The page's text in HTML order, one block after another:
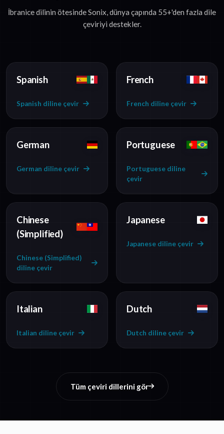
İbranice dilinin ötesinde Sonix, dünya çapında 55+'den fazla dile
çeviriyi destekler.
Spanish
Spanish diline çevir
French
French diline çevir
German
German diline çevir
Portuguese
Portuguese diline
çevir
Chinese
(Simplified)
Chinese (Simplified)
diline çevir
Japanese
Japanese diline çevir
Italian
Italian diline çevir
Dutch
Dutch diline çevir
Tüm çeviri dillerini gör